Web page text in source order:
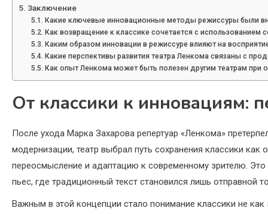
Заключение
Какие ключевые инновационные методы режиссуры были
Как возвращение к классике сочетается с
Каким образом инновации в режиссуре влияют на
Какие перспективы развития театра Ленкома связаны с
Как опыт Ленкома может быть полезен другим театрам при
От классики к инновациям:
После ухода Марка Захарова репертуар «Ленкома»
модернизации, театр выбрал путь сохранения классики
переосмысление и адаптацию к современному зрителю.
пьес, где традиционный текст становился лишь отправной
Важным в этой концепции стало понимание классики не